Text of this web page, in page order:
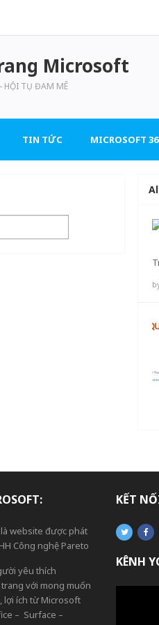
Microsoft
HỘI TỤ ĐAM MÊ
TIN TỨC MICROSOFT
website được phát
Công nghệ Pareto
yêu thích
với mong muốn
lợi ích từ Microsoft
– Surface –
KẾT
KÊNH